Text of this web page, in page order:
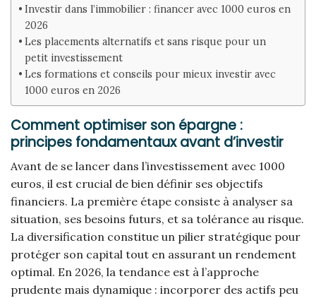
Investir dans l’immobilier : financer avec 1000 euros en
2026
Les placements alternatifs et sans risque pour un
petit investissement
Les formations et conseils pour mieux investir avec
1000 euros en 2026
Comment optimiser son épargne :
principes fondamentaux avant d’investir
Avant de se lancer dans l’investissement avec 1000
euros, il est crucial de bien définir ses objectifs
financiers. La première étape consiste à analyser sa
situation, ses besoins futurs, et sa tolérance au risque.
La diversification constitue un pilier stratégique pour
protéger son capital tout en assurant un rendement
optimal. En 2026, la tendance est à l’approche
prudente mais dynamique : incorporer des actifs peu